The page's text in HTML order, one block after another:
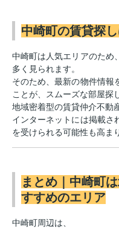
中崎町の賃貸探
中崎町は人気エリアのため
多く見られます。
そのため、最新の物件情報
ことが、スムーズな部屋探
地域密着型の賃貸仲介不動
インターネットには掲載さ
を受けられる可能性も高ま
まとめ｜中崎町
すすめのエリア
中崎町周辺は、